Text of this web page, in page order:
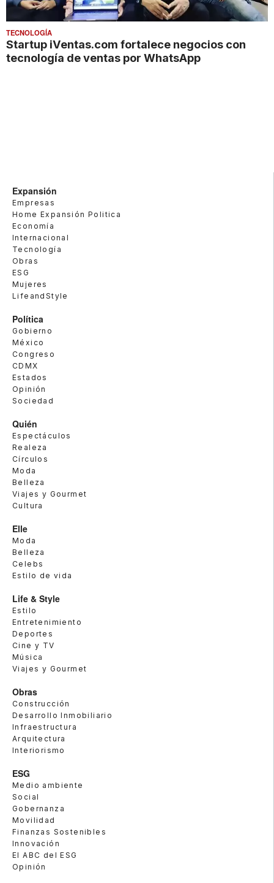
TECNOLOGÍA
Startup iVentas.com fortalece negocios con
tecnología de ventas por WhatsApp
Expansión
Empresas
Home Expansión Politica
Economía
Internacional
Tecnología
Obras
ESG
Mujeres
LifeandStyle
Política
Gobierno
México
Congreso
CDMX
Estados
Opinión
Sociedad
Quién
Espectáculos
Realeza
Círculos
Moda
Belleza
Viajes y Gourmet
Cultura
Elle
Moda
Belleza
Celebs
Estilo de vida
Life & Style
Estilo
Entretenimiento
Deportes
Cine y TV
Música
Viajes y Gourmet
Obras
Construcción
Desarrollo Inmobiliario
Infraestructura
Arquitectura
Interiorismo
ESG
Medio ambiente
Social
Gobernanza
Movilidad
Finanzas Sostenibles
Innovación
El ABC del ESG
Opinión